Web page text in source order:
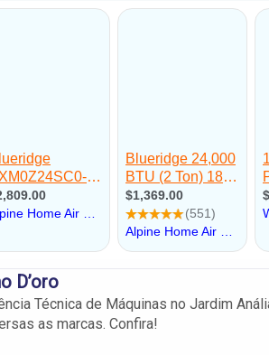
D’oro
Técnica de Máquinas no Jardim
as marcas. Confira!